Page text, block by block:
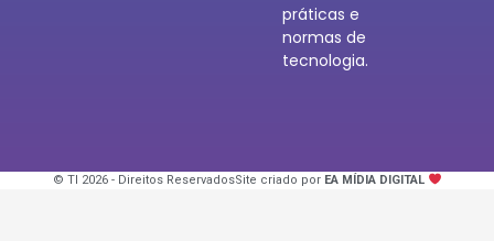
práticas e
normas de
tecnologia.
© TI 2026 - Direitos ReservadosSite criado por EA MÍDIA DIGITAL